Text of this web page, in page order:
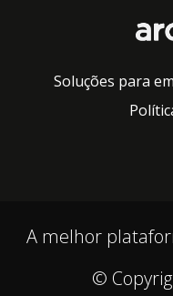
Soluções para
A melhor
©